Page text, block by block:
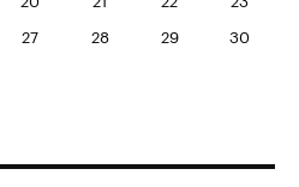
27 28 29 30